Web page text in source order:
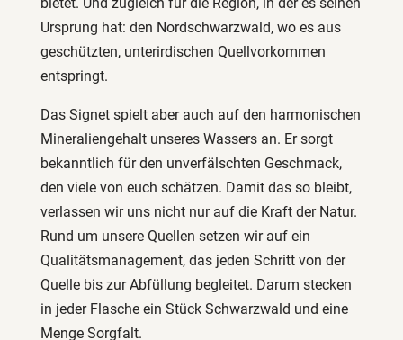
Ursprung hat: den Nordschwarzwald, wo es aus
geschützten, unterirdischen Quellvorkommen
entspringt.
Das Signet spielt aber auch auf den harmonischen
Mineraliengehalt unseres Wassers an. Er sorgt
bekanntlich für den unverfälschten Geschmack,
den viele von euch schätzen. Damit das so bleibt,
verlassen wir uns nicht nur auf die Kraft der Natur.
Rund um unsere Quellen setzen wir auf ein
Qualitätsmanagement, das jeden Schritt von der
Quelle bis zur Abfüllung begleitet. Darum stecken
in jeder Flasche ein Stück Schwarzwald und eine
Menge Sorgfalt.